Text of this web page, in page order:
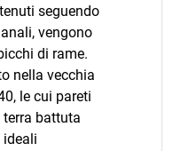
seguendo
vengono
di rame.
nella vecchia
le cui pareti
battuta